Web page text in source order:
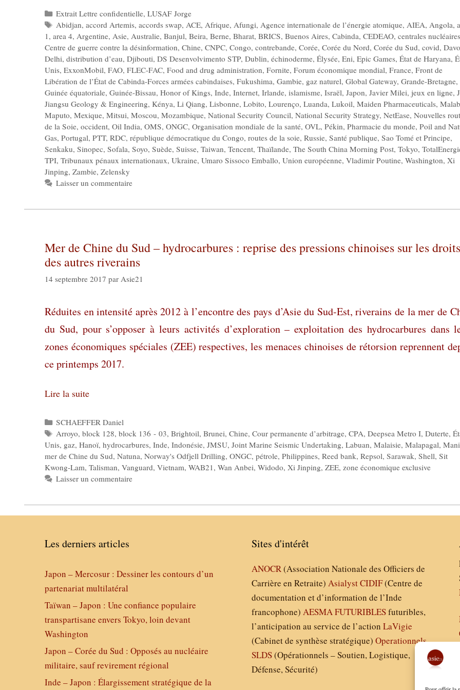
Catégories
Extrait Lettre confidentielle,LUSAF Jorge
Étiquettes
Abidjan,accord Artemis,accords swap,ACE,Afrique,Afungi,Agence internationale de l’énergie atomique,AIEA,Angola,
1, area 4, Argentine, Asie, Australie, Banjul, Beira, Berne, Bharat, BRICS, Buenos Aires, Cabinda, CEDEAO, centrales nucléaires
Centre de guerre contre la désinformation, Chine, CNPC, Congo, contrebande, Corée, Corée du Nord, Corée du Sud, covid,
Delhi, distribution d’eau, Djibouti, DS Desenvolvimento STP, Dublin, échinoderme, Élysée, Eni, Epic Games, État de Haryana,
Unis, ExxonMobil, FAO, FLEC-FAC, Food and drug administration, Fornite, Forum économique mondial, France, Front de
Libération de l’État de Cabinda-Forces armées cabindaises, Fukushima, Gambie, gaz naturel, Global Gateway, Grande-Bretagne,
Guinée équatoriale, Guinée-Bissau, Honor of Kings, Inde, Internet, Irlande, islamisme, Israël, Japon, Javier Milei, jeux en ligne,
Jiangsu Geology & Engineering, Kénya, Li Qiang, Lisbonne, Lobito, Lourenço, Luanda, Lukoil, Maiden Pharmaceuticals,
Maputo, Mexique, Mitsui, Moscou, Mozambique, National Security Council, National Security Strategy, NetEase, Nouvelles
de la Soie, occident, Oil India, OMS, ONGC, Organisation mondiale de la santé, OVL, Pékin, Pharmacie du monde, Poil and
Gas, Portugal, PTT, RDC, république démocratique du Congo, routes de la soie, Russie, Santé publique, Sao Tomé et Principe,
Senkaku, Sinopec, Sofala, Soyo, Suède, Suisse, Taiwan, Tencent, Thaïlande, The South China Morning Post, Tokyo,
TPI, Tribunaux pénaux internationaux, Ukraine, Umaro Sissoco Emballo, Union européenne, Vladimir Poutine, Washington, Xi
Jinping, Zambie, Zelensky
Laisser un commentaire
Mer de Chine du Sud – hydrocarbures : reprise des pressions chinoises sur les droits
des autres riverains
14 septembre 2017 par Asie21
Réduites en intensité après 2012 à l’encontre des pays d’Asie du Sud-Est, riverains de la mer de
du Sud, pour s’opposer à leurs activités d’exploration – exploitation des hydrocarbures dans
zones économiques spéciales (ZEE) respectives, les menaces chinoises de rétorsion reprennent
ce printemps 2017.
Lire la suite
Catégories
SCHAEFFER Daniel
Étiquettes
Arroyo,block 128,block 136 - 03,Brightoil,Brunei,Chine,Cour permanente d’arbitrage,CPA,Deepsea Metro I,Duterte,
Unis, gaz, Hanoï, hydrocarbures, Inde, Indonésie, JMSU, Joint Marine Seismic Undertaking, Labuan, Malaisie, Malapagal,
mer de Chine du Sud, Natuna, Norway's Odfjell Drilling, ONGC, pétrole, Philippines, Reed bank, Repsol, Sarawak, Shell, Sit
Kwong-Lam, Talisman, Vanguard, Vietnam, WAB21, Wan Anbei, Widodo, Xi Jinping, ZEE, zone économique exclusive
Laisser un commentaire
Les derniers articles
Japon – Mercosur : Dessiner les contours d’un
partenariat multilatéral
Taïwan – Japon : Une confiance populaire
transpartisane envers Tokyo, loin devant
Washington
Japon – Corée du Sud : Opposés au nucléaire
militaire, sauf revirement régional
Inde – Japon : Élargissement stratégique de la
Sites d'intérêt
ANOCR(Association Nationale des Officiers de
Carrière en Retraite)AsialystCIDIF(Centre de
documentation et d’information de l’Inde
francophone)AESMAFUTURIBLESfuturibles,
l’anticipation au service de l’actionLaVigie
(Cabinet de synthèse stratégique)Operationnels
SLDS(Opérationnels – Soutien, Logistique,
Défense, Sécurité)